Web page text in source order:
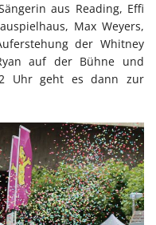
aus Reading, Effi
Max Weyers,
der Whitney
auf der Bühne und
Uhr geht es dann zur